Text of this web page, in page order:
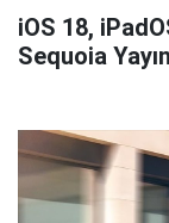
iOS 18,
Sequoia